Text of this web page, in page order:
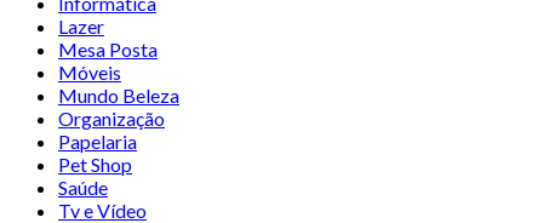
Lazer
Mesa Posta
Móveis
Mundo Beleza
Organização
Papelaria
Pet Shop
Saúde
Tv e Vídeo